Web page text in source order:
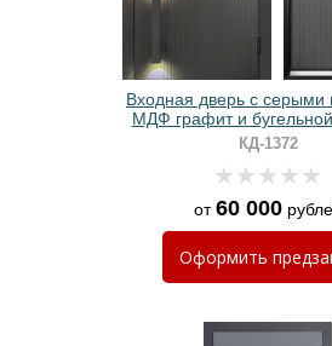
Входная дверь с серыми
МДФ графит и бугельной
подсветкой
КД-1372
от60 000
Оформить